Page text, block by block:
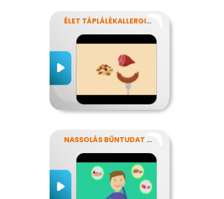
ÉLET TÁPLÁLÉKALLERGIÁVAL
NASSOLÁS BŰNTUDAT NÉLKÜL